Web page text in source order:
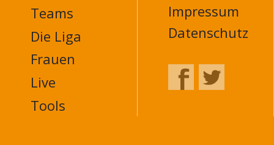
Teams
Die Liga
Frauen
Live
Tools
Impressum
Datenschutz